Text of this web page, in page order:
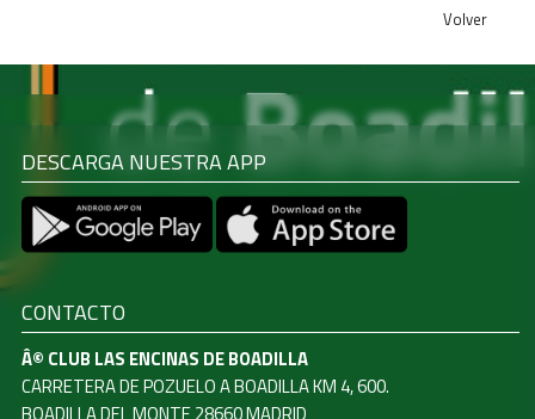
Volver
DESCARGA NUESTRA APP
CONTACTO
Â© CLUB LAS ENCINAS DE BOADILLA
CARRETERA DE POZUELO A BOADILLA KM 4, 600.